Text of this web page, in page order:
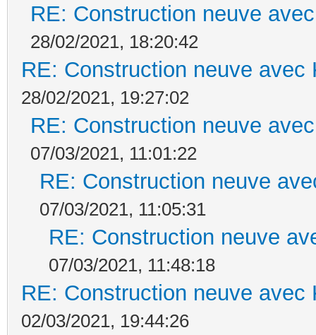
RE: Construction neuve
28/02/2021, 18:20:42
RE: Construction neuve avec
28/02/2021, 19:27:02
RE: Construction neuve
07/03/2021, 11:01:22
RE: Construction neuve
07/03/2021, 11:05:31
RE: Construction neuve
07/03/2021, 11:48:18
RE: Construction neuve avec
02/03/2021, 19:44:26